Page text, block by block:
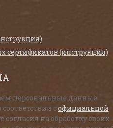
сертификатов (инструкция)
персональные данные
софициальной
согласия на обработку своих